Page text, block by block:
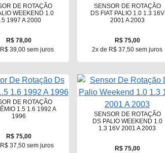
DE ROTAÇÃO
WEEKEND 1.0
1997 A 2000
R$ 78,00
39,00 sem juros
SENSOR DE ROTAÇÃO
DS FIAT PALIO 1.0 1.3 16V
2001 A 2003
R$ 75,00
2x de R$ 37,50 sem juros
DE ROTAÇÃO
1.5 1.6 1992 A
1996
R$ 75,00
37,50 sem juros
SENSOR DE ROTAÇÃO
DS PALIO WEEKEND 1.0
1.3 16V 2001 A 2003
R$ 75,00